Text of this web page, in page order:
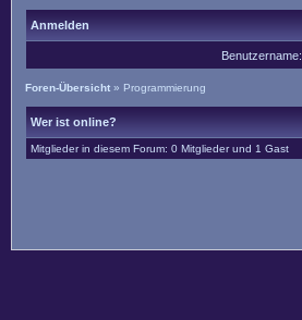
Anmelden
Benutzername:
Foren-Übersicht » Programmierung
Wer ist online?
Mitglieder in diesem Forum: 0 Mitglieder und 1 Gast